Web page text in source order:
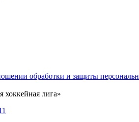
обработки и защиты
лига»